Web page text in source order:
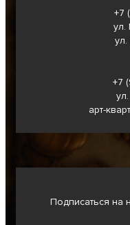
+7
ул.
ул.
+7
арт-
Подписаться на